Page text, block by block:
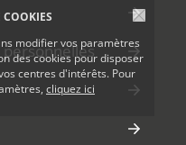
modifier vos paramètres
des cookies pour disposer
centres d'intérêts. Pour
cliquez ici